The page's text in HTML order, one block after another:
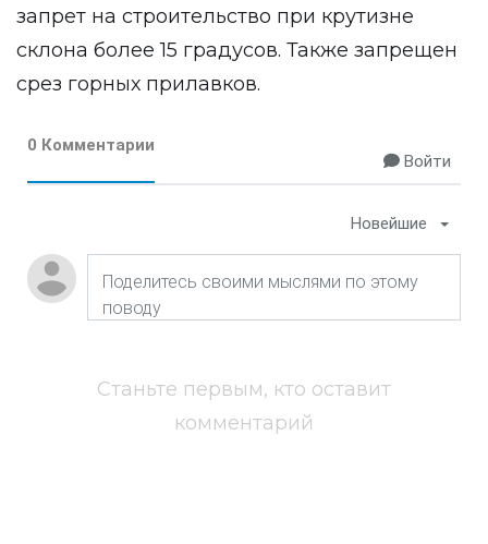
запрет на строительство при крутизне
склона более 15 градусов. Также запрещен
срез горных прилавков.
0 Комментарии
Войти
Новейшие
Станьте первым, кто оставит
комментарий